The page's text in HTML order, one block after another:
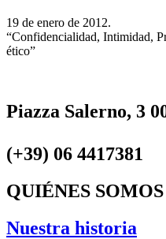
19 de enero de 2012.
“Confidencialidad, Intimidad,
ético”
Piazza Salerno, 3
(+39) 06 4417381
QUIÉNES SOMOS
Nuestra historia